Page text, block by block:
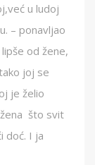
u ludoj
– ponavljao
od žene,
joj se
je želio
što svit
doć. I ja